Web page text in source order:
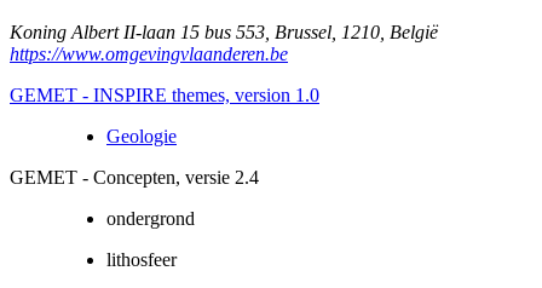
Koning Albert II-laan 15 bus 553 Brussel 1210 België
https://www.omgevingvlaanderen.be
GEMET - INSPIRE themes, version 1.0
Geologie
GEMET - Concepten, versie 2.4
ondergrond
lithosfeer